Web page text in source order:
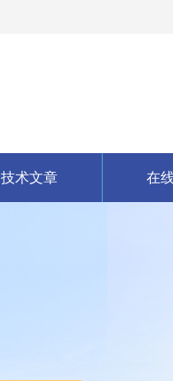
技术文章 在